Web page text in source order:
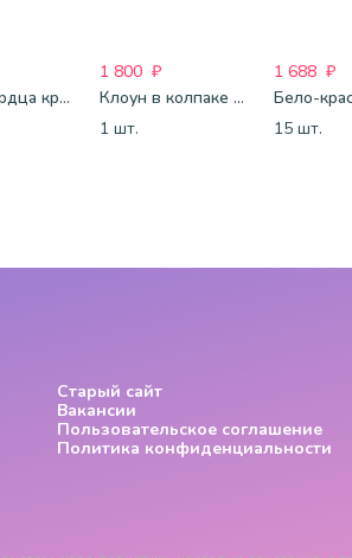
Шары Сердца красные
1 800 ₽
Клоун в колпаке с шариком
1 шт.
1 688 ₽
15 шт.
Старый сайт
Вакансии
Пользовательское соглашение
Политика конфиденциальности